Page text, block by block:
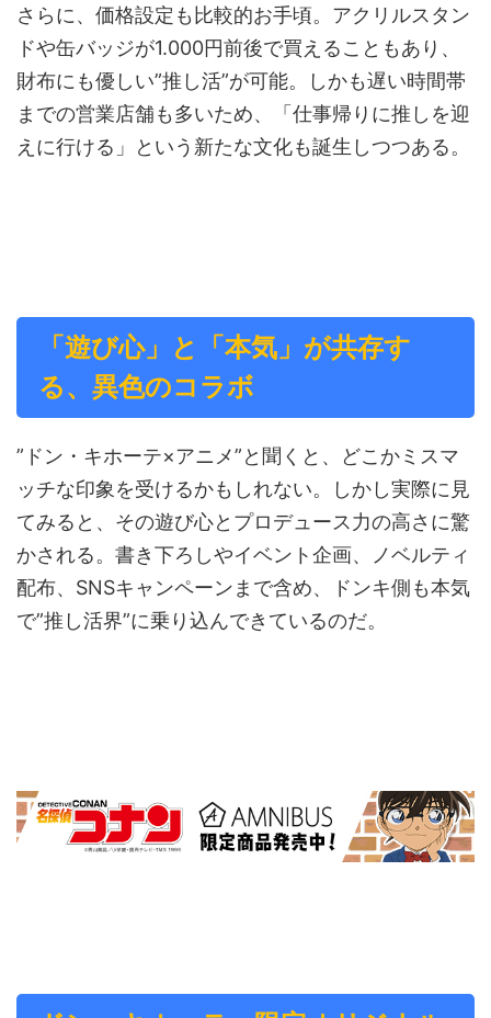
さらに、価格設定も比較的お手頃。アクリルスタン
ドや缶バッジが1.000円前後で買えることもあり、
財布にも優しい”推し活”が可能。しかも遅い時間帯
までの営業店舗も多いため、「仕事帰りに推しを迎
えに行ける」という新たな文化も誕生しつつある。
「遊び心」と「本気」が共存す
る、異色のコラボ
”ドン・キホーテ×アニメ”と聞くと、どこかミスマ
ッチな印象を受けるかもしれない。しかし実際に見
てみると、その遊び心とプロデュース力の高さに驚
かされる。書き下ろしやイベント企画、ノベルティ
配布、SNSキャンペーンまで含め、ドンキ側も本気
で”推し活界”に乗り込んできているのだ。